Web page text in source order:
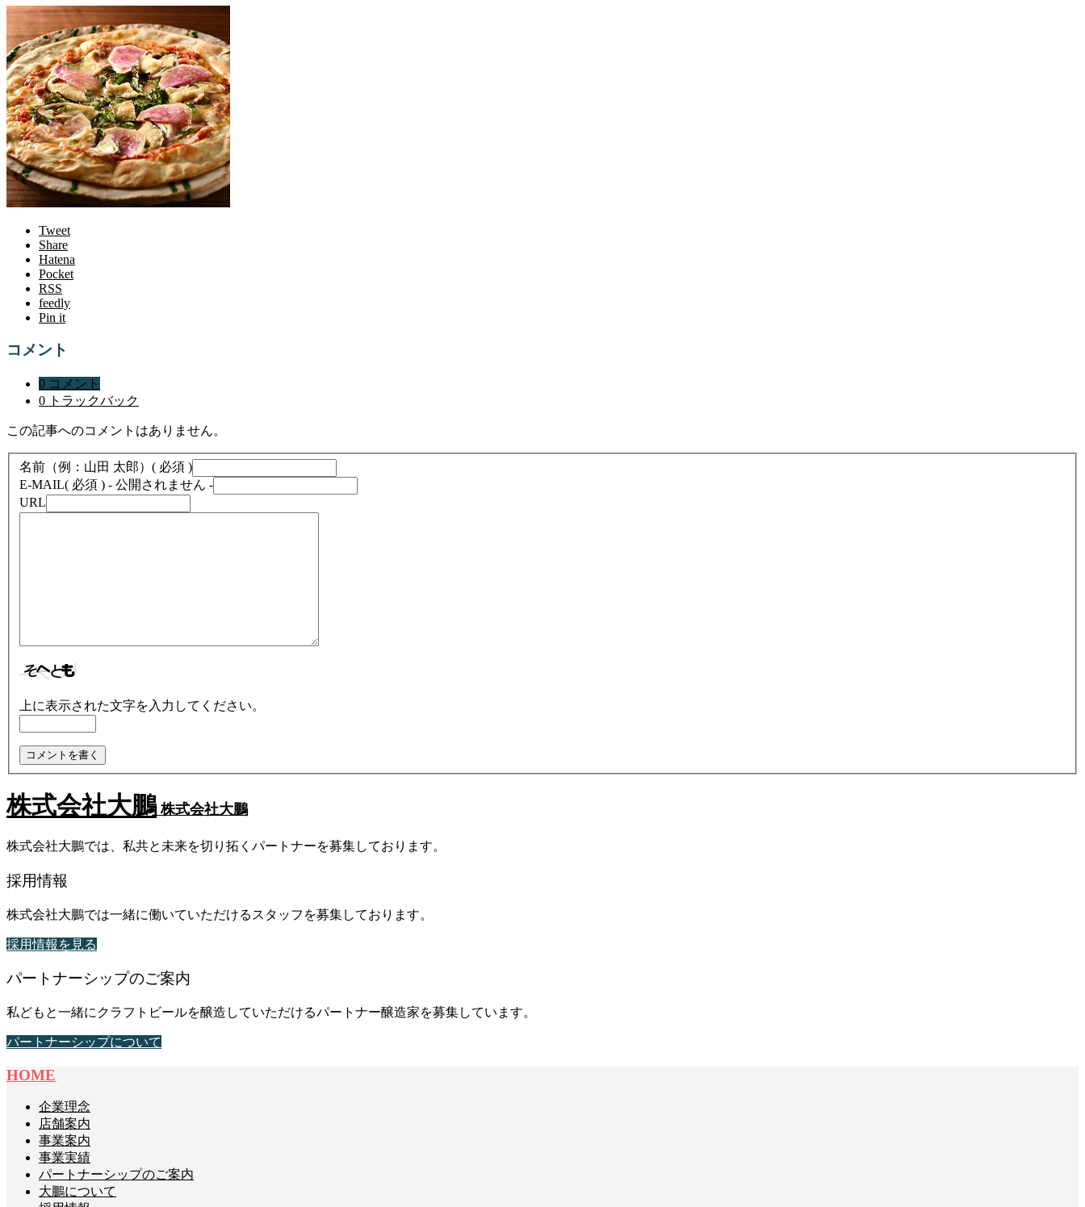
Tweet
Share
Hatena
Pocket
RSS
feedly
Pin it
コメント
0 コメント
0 トラックバック
この記事へのコメントはありません。
名前（例：山田 太郎） ( 必須 )
E-MAIL( 必須 ) - 公開されません -
URL
上に表示された文字を入力してください。
株式会社大鵬 株式会社大鵬
株式会社大鵬では、私共と未来を切り拓くパートナーを募集しております。
採用情報
株式会社大鵬では一緒に働いていただけるスタッフを募集しております。
採用情報を見る
パートナーシップのご案内
私どもと一緒にクラフトビールを醸造していただけるパートナー醸造家を募集しています。
パートナーシップについて
HOME
企業理念
店舗案内
事業案内
事業実績
パートナーシップのご案内
大鵬について